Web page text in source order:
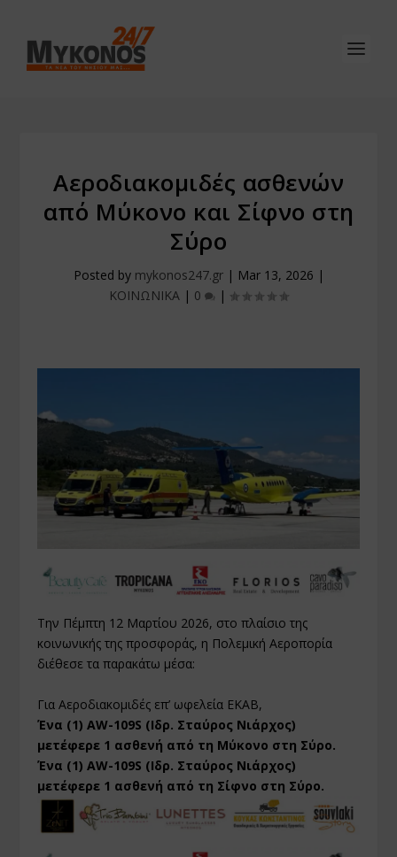
Αεροδιακομιδές ασθενών
από Μύκονο και Σίφνο στη
Σύρο
Posted by mykonos247.gr| Mar 13, 2026 |
ΚΟΙΝΩΝΙΚΑ | 0 |
Την Πέμπτη 12 Μαρτίου 2026, στο πλαίσιο της
κοινωνικής της προσφοράς, η Πολεμική Αεροπορία
διέθεσε τα παρακάτω μέσα:
Για Αεροδιακομιδές επ’ ωφελεία ΕΚΑΒ,
Ένα (1) AW-109S (Ιδρ. Σταύρος Νιάρχος)
μετέφερε 1 ασθενή από τη Μύκονο στη Σύρο.
Ένα (1) AW-109S (Ιδρ. Σταύρος Νιάρχος)
μετέφερε 1 ασθενή από τη Σίφνο στη Σύρο.